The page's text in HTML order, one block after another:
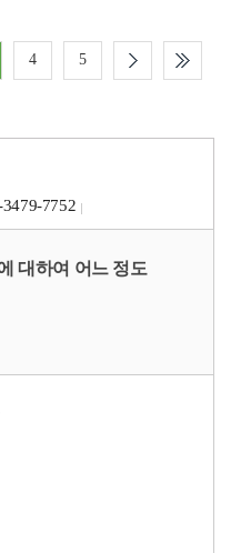
4 5
7752
대하여 어느 정도